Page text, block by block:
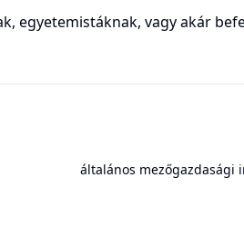
egyetemistáknak, vagy akár
általános mezőgazdasági